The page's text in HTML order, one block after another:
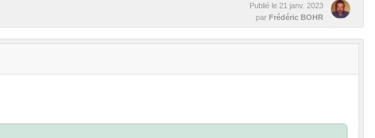
Publié le 21 janv. 2023
par Frédéric BOHR